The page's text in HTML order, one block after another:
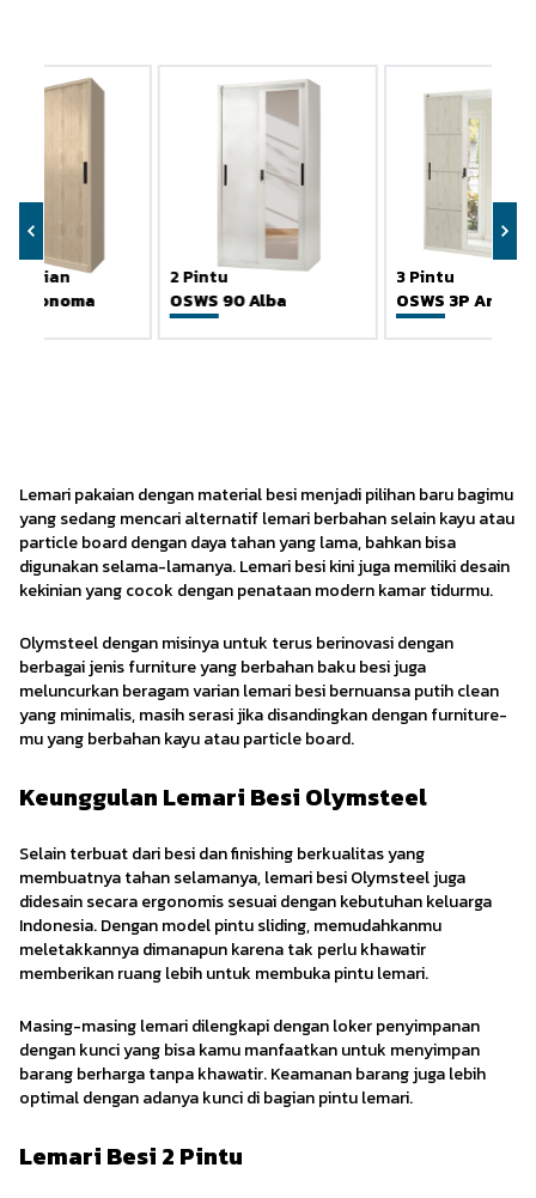
Rekomendasi 6 Lemari Besi
Olymsteel yang Estetik & Tahan
Lama
Furniture Enthusiast·16 Desember 2024
Sonoma
2 Pintu
OSWS 90 Alba
3 Pintu
OSWS 3P Arabel
Lemari pakaian dengan material besi menjadi pilihan baru bagimu
yang sedang mencari alternatif lemari berbahan selain kayu atau
particle board dengan daya tahan yang lama, bahkan bisa
digunakan selama-lamanya. Lemari besi kini juga memiliki desain
kekinian yang cocok dengan penataan modern kamar tidurmu.
Olymsteel dengan misinya untuk terus berinovasi dengan
berbagai jenis furniture yang berbahan baku besi juga
meluncurkan beragam varian lemari besi bernuansa putih clean
yang minimalis, masih serasi jika disandingkan dengan furniture-
mu yang berbahan kayu atau particle board.
Keunggulan Lemari Besi Olymsteel
Selain terbuat dari besi dan finishing berkualitas yang
membuatnya tahan selamanya, lemari besi Olymsteel juga
didesain secara ergonomis sesuai dengan kebutuhan keluarga
Indonesia. Dengan model pintu sliding, memudahkanmu
meletakkannya dimanapun karena tak perlu khawatir
memberikan ruang lebih untuk membuka pintu lemari.
Masing-masing lemari dilengkapi dengan loker penyimpanan
dengan kunci yang bisa kamu manfaatkan untuk menyimpan
barang berharga tanpa khawatir. Keamanan barang juga lebih
optimal dengan adanya kunci di bagian pintu lemari.
Lemari Besi 2 Pintu